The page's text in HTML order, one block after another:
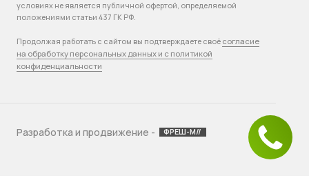
условиях не является публичной офертой, определяемой
положениями статьи 437 ГК РФ.
Продолжая работать с сайтом вы подтверждаете своё согласие
на обработку персональных данных и с политикой
конфиденциальности
Разработка и продвижение - ФРЕШ-М//